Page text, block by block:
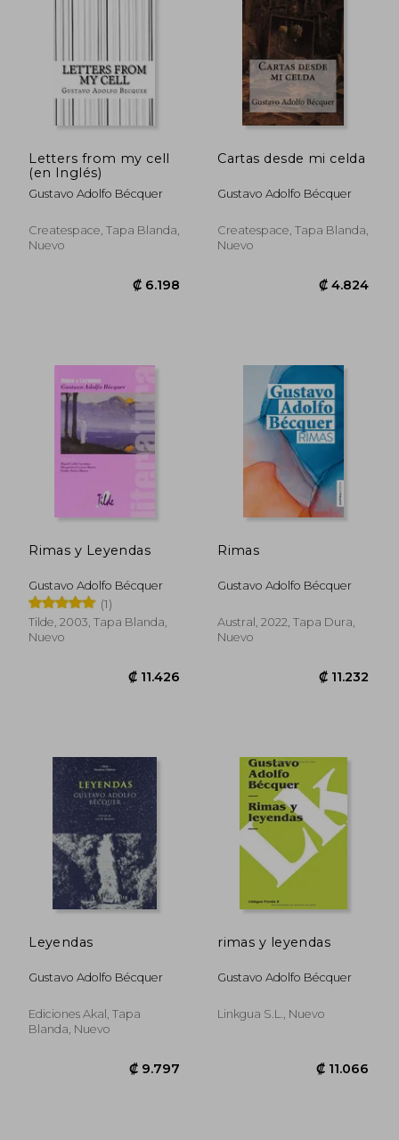
Letters from my cell
(en Inglés)
Gustavo Adolfo Bécquer
Createspace, Tapa Blanda,
Nuevo
Cartas desde mi celda
Gustavo Adolfo Bécquer
Createspace, Tapa Blanda,
Nuevo
Rimas y Leyendas
Gustavo Adolfo Bécquer
(1)
Tilde, 2003, Tapa Blanda,
Nuevo
Rimas
Gustavo Adolfo Bécquer
Austral, 2022, Tapa Dura,
Nuevo
Leyendas
Gustavo Adolfo Bécquer
Ediciones Akal, Tapa
Blanda, Nuevo
rimas y leyendas
Gustavo Adolfo Bécquer
Linkgua S.l., Nuevo